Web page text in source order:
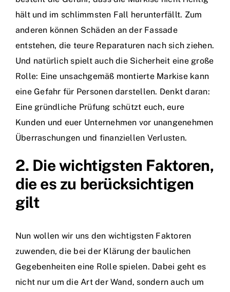
hält und im schlimmsten Fall herunterfällt. Zum
anderen können Schäden an der Fassade
entstehen, die teure Reparaturen nach sich ziehen.
Und natürlich spielt auch die Sicherheit eine große
Rolle: Eine unsachgemäß montierte Markise kann
eine Gefahr für Personen darstellen. Denkt daran:
Eine gründliche Prüfung schützt euch, eure
Kunden und euer Unternehmen vor unangenehmen
Überraschungen und finanziellen Verlusten.
2. Die wichtigsten Faktoren,
die es zu berücksichtigen
gilt
Nun wollen wir uns den wichtigsten Faktoren
zuwenden, die bei der Klärung der baulichen
Gegebenheiten eine Rolle spielen. Dabei geht es
nicht nur um die Art der Wand, sondern auch um